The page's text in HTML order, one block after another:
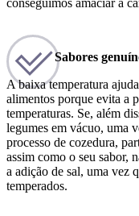
conseguimos amaciar a
Sabores
A baixa temperatura
alimentos porque evita a
temperaturas. Se, além
legumes em vácuo, uma
processo de cozedura,
assim como o seu sabor,
a adição de sal, uma vez
temperados.